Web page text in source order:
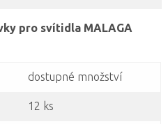
pro svítidla MALAGA
dostupné množství
12 ks